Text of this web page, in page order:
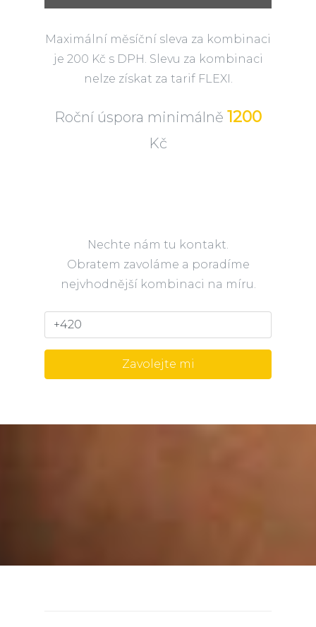
Maximální měsíční sleva za kombinaci
je 200 Kč s DPH. Slevu za kombinaci
nelze získat za tarif FLEXI.
Roční úspora minimálně 1200
Kč
Nechte nám tu kontakt.
Obratem zavoláme a poradíme
nejvhodnější kombinaci na míru.